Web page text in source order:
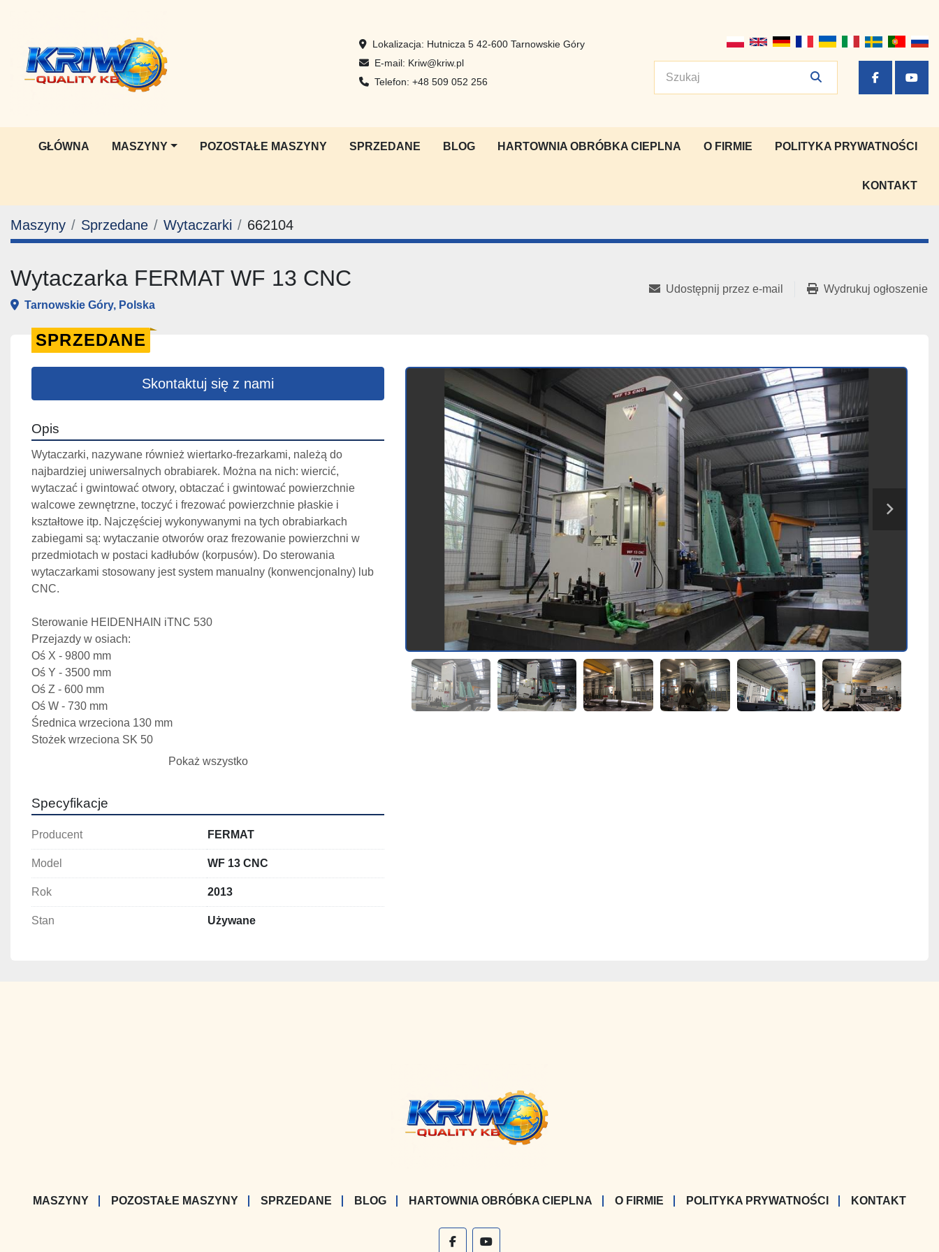
Lokalizacja: Hutnicza 5 42-600 Tarnowskie Góry
E-mail: Kriw@kriw.pl
Telefon: +48 509 052 256 facebook
GŁÓWNA MASZYNY POZOSTAŁE MASZYNY SPRZEDANE BLOG HARTOWNIA OBRÓBKA CIEPLNA O FIRMIE POLITYKA PRYWATNOŚCI
KONTAKT
Maszyny Sprzedane Wytaczarki 662104
Wytaczarka FERMAT WF 13 CNC
Tarnowskie Góry, Polska
Udostępnij przez e-mail Wydrukuj ogłoszenie
SPRZEDANE
Skontaktuj się z nami
Opis
Wytaczarki, nazywane również wiertarko-frezarkami, należą do
najbardziej uniwersalnych obrabiarek. Można na nich: wiercić,
wytaczać i gwintować otwory, obtaczać i gwintować powierzchnie
walcowe zewnętrzne, toczyć i frezować powierzchnie płaskie i
kształtowe itp. Najczęściej wykonywanymi na tych obrabiarkach
zabiegami są: wytaczanie otworów oraz frezowanie powierzchni w
przedmiotach w postaci kadłubów (korpusów). Do sterowania
wytaczarkami stosowany jest system manualny (konwencjonalny) lub
CNC.
Sterowanie HEIDENHAIN iTNC 530
Przejazdy w osiach:
Oś X - 9800 mm
Oś Y - 3500 mm
Oś Z - 600 mm
Oś W - 730 mm
Średnica wrzeciona 130 mm
Stożek wrzeciona SK 50
Stół obrotowy 2000 x 2400 mmPokaż wszystko
Specyfikacje
Producent FERMAT
Model WF 13 CNC
Rok 2013
Stan Używane
MASZYNY POZOSTAŁE MASZYNY SPRZEDANE BLOG HARTOWNIA OBRÓBKA CIEPLNA O FIRMIE POLITYKA PRYWATNOŚCI KONTAKT
facebookyoutube